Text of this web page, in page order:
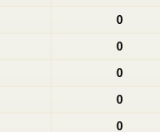
0
0
0
0
0